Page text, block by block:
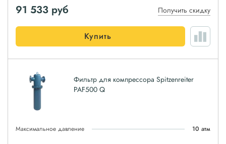
91 533 руб Получить скидку
Купить
Фильтр для компрессора Spitzenreiter
PAF500 Q
Максимальное давление 10 атм